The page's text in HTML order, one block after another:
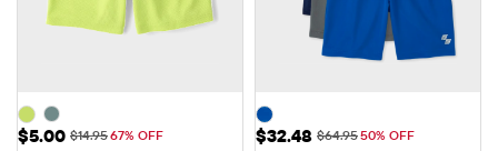
Precio de venta: $5.00
$5.00 Precio original: $14.95
$14.9567% OFF Precio de venta: $32.48
$32.48 Precio original: $64.95
$64.9550% OFF